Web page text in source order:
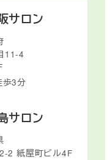
サロン
11-4
歩3分
サロン
2 紙屋町ビル4F